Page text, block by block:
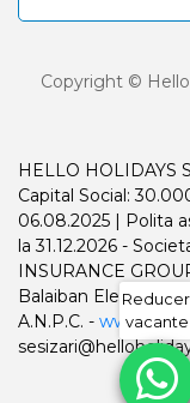
Copyright ©
HELLO HOLIDAYS
Capital Social:
06.08.2025 | Polita
la 31.12.2026 -
INSURANCE
Balaiban Elena
A.N.P.C. -
vacante